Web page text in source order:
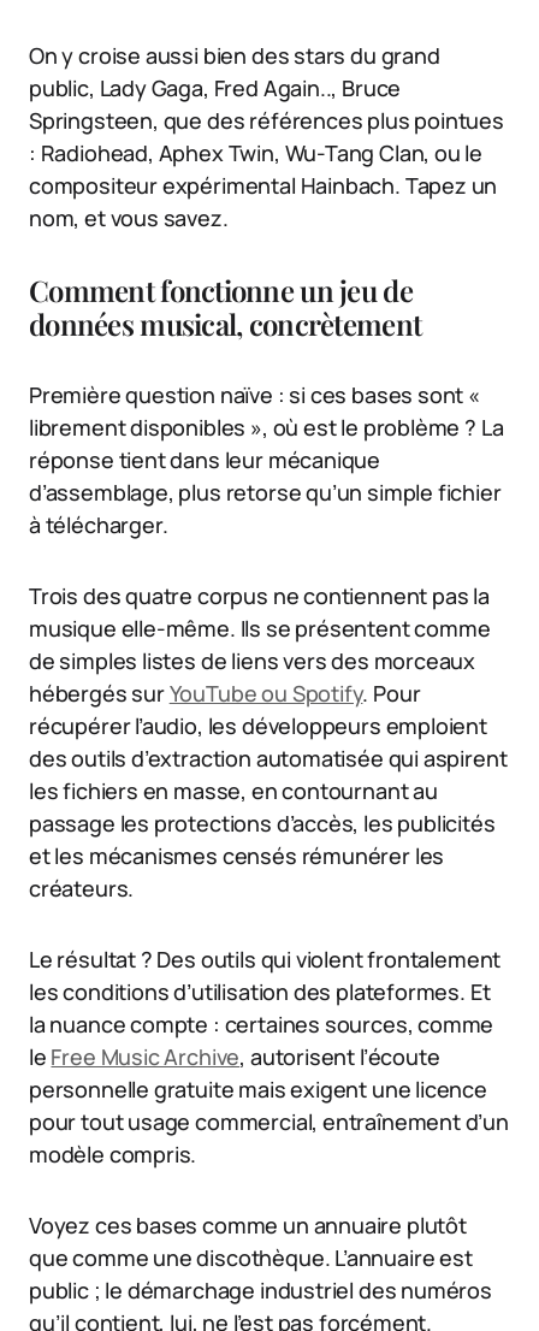
On y croise aussi bien des stars du grand
public, Lady Gaga, Fred Again.., Bruce
Springsteen, que des références plus pointues
: Radiohead, Aphex Twin, Wu-Tang Clan, ou le
compositeur expérimental Hainbach. Tapez un
nom, et vous savez.
Comment fonctionne un jeu de
données musical, concrètement
Première question naïve : si ces bases sont «
librement disponibles », où est le problème ? La
réponse tient dans leur mécanique
d’assemblage, plus retorse qu’un simple fichier
à télécharger.
Trois des quatre corpus ne contiennent pas la
musique elle-même. Ils se présentent comme
de simples listes de liens vers des morceaux
hébergés surYouTube ou Spotify. Pour
récupérer l’audio, les développeurs emploient
des outils d’extraction automatisée qui aspirent
les fichiers en masse, en contournant au
passage les protections d’accès, les publicités
et les mécanismes censés rémunérer les
créateurs.
Le résultat ? Des outils qui violent frontalement
les conditions d’utilisation des plateformes. Et
la nuance compte : certaines sources, comme
le Free Music Archive, autorisent l’écoute
personnelle gratuite mais exigent une licence
pour tout usage commercial, entraînement d’un
modèle compris.
Voyez ces bases comme un annuaire plutôt
que comme une discothèque. L’annuaire est
public ; le démarchage industriel des numéros
qu’il contient, lui, ne l’est pas forcément.